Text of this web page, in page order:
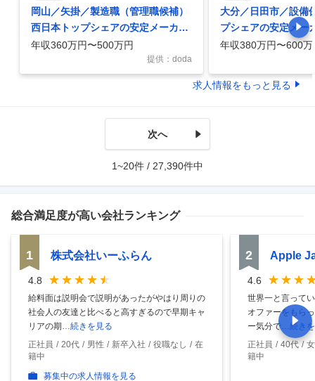
岡山／矢掛／製造職（管理職候補）
西日本トップシェアの安定メーカー
／ブランドもやし「名水美人」
年収360万円〜500万円
提供：doda
大分／日田市／設備
プシェアの安定メー
もやし「名水美人」
年収380万円〜600万
求人情報をもっと見る
次へ
1~20件 / 27,390件中
総合満足度が高い会社ランキング
1 株式会社いーふらん
4.8
給料面は説明会で説明があったがやはり周りの
社会人の友達と比べると高すぎるので早期キャ
リアの期 …続きを見る
正社員
20代 男性 新卒入社 役職なし
在
籍中
募集中の求人情報を見る
2 Apple
4.6
世界一と言って
オファーをもら
ー気分で …続き
正社員
40代
籍中